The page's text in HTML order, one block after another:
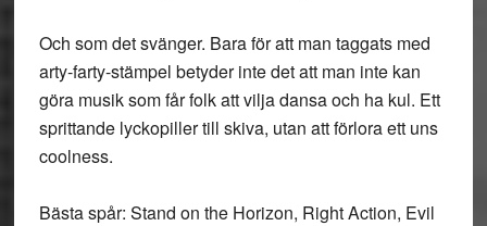
Och som det svänger. Bara för att man taggats med
arty-farty-stämpel betyder inte det att man inte kan
göra musik som får folk att vilja dansa och ha kul. Ett
sprittande lyckopiller till skiva, utan att förlora ett uns
coolness.
Bästa spår: Stand on the Horizon, Right Action, Evil